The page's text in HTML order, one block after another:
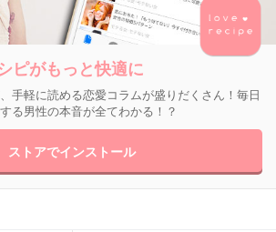
ピがもっと快適に
手軽に読める恋愛コラムが盛りだくさん！毎日
る男性の本音が全てわかる！？
ストアでインストール